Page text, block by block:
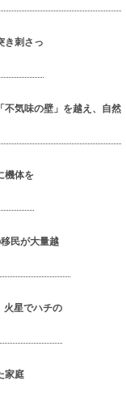
き刺さっ
不気味の壁」を越え、自然
機体を
民が大量越
火星でハチの
家庭